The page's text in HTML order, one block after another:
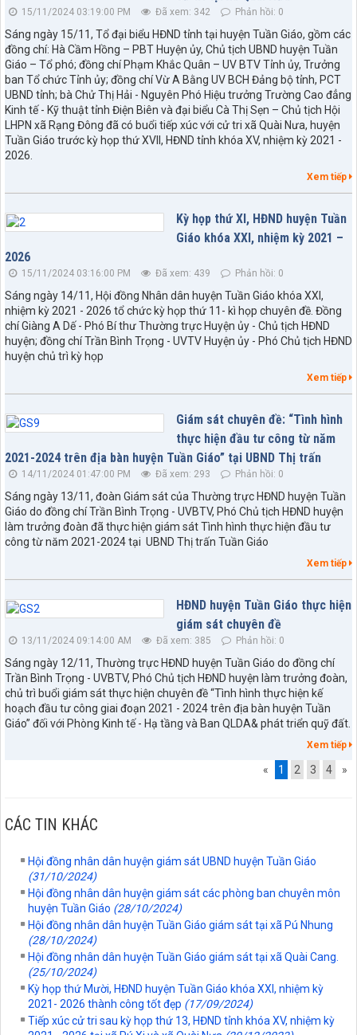
15/11/2024 03:19:00 PM Đã xem: 342 Phản hồi: 0
Sáng ngày 15/11, Tổ đại biểu HĐND tỉnh tại huyện Tuần Giáo, gồm các
đồng chí: Hà Cầm Hồng – PBT Huyện ủy, Chủ tịch UBND huyện Tuần
Giáo – Tổ phó; đồng chí Phạm Khắc Quân – UV BTV Tỉnh ủy, Trưởng
ban Tổ chức Tỉnh ủy; đồng chí Vừ A Bằng UV BCH Đảng bộ tỉnh, PCT
UBND tỉnh; bà Chử Thị Hải - Nguyên Phó Hiệu trưởng Trường Cao đẳng
Kinh tế - Kỹ thuật tỉnh Điện Biên và đại biểu Cà Thị Sẹn – Chủ tịch Hội
LHPN xã Rạng Đông đã có buổi tiếp xúc với cử tri xã Quài Nưa, huyện
Tuần Giáo trước kỳ họp thứ XVII, HĐND tỉnh khóa XV, nhiệm kỳ 2021 -
2026.
Xem tiếp
Kỳ họp thứ XI, HĐND huyện Tuần
Giáo khóa XXI, nhiệm kỳ 2021 –
2026
15/11/2024 03:16:00 PM Đã xem: 439 Phản hồi: 0
Sáng ngày 14/11, Hội đồng Nhân dân huyện Tuần Giáo khóa XXI,
nhiệm kỳ 2021 - 2026 tổ chức kỳ họp thứ 11- kì họp chuyên đề. Đồng
chí Giàng A Dế - Phó Bí thư Thường trực Huyện ủy - Chủ tịch HĐND
huyện; đồng chí Trần Bình Trọng - UVTV Huyện ủy - Phó Chủ tịch HĐND
huyện chủ trì kỳ họp
Xem tiếp
Giám sát chuyên đề: “Tình hình
thực hiện đầu tư công từ năm
2021-2024 trên địa bàn huyện Tuần Giáo” tại UBND Thị trấn
14/11/2024 01:47:00 PM Đã xem: 293 Phản hồi: 0
Sáng ngày 13/11, đoàn Giám sát của Thường trực HĐND huyện Tuần
Giáo do đồng chí Trần Bình Trọng - UVBTV, Phó Chủ tịch HĐND huyện
làm trưởng đoàn đã thực hiện giám sát Tình hình thực hiện đầu tư
công từ năm 2021-2024 tại UBND Thị trấn Tuần Giáo
Xem tiếp
HĐND huyện Tuần Giáo thực hiện
giám sát chuyên đề
13/11/2024 09:14:00 AM Đã xem: 385 Phản hồi: 0
Sáng ngày 12/11, Thường trực HĐND huyện Tuần Giáo do đồng chí
Trần Bình Trọng - UVBTV, Phó Chủ tịch HĐND huyện làm trưởng đoàn,
chủ trì buổi giám sát thực hiện chuyên đề “Tình hình thực hiện kế
hoạch đầu tư công giai đoạn 2021 - 2024 trên địa bàn huyện Tuần
Giáo” đối với Phòng Kinh tế - Hạ tầng và Ban QLDA& phát triển quỹ đất.
Xem tiếp
« 1 2 3 4 »
CÁC TIN KHÁC
Hội đồng nhân dân huyện giám sát UBND huyện Tuần Giáo
(31/10/2024)
Hội đồng nhân dân huyện giám sát các phòng ban chuyên môn
huyện Tuần Giáo (28/10/2024)
Hội đồng nhân dân huyện Tuần Giáo giám sát tại xã Pú Nhung
(28/10/2024)
Hội đồng nhân dân huyện Tuần Giáo giám sát tại xã Quài Cang.
(25/10/2024)
Kỳ họp thứ Mười, HĐND huyện Tuần Giáo khóa XXI, nhiệm kỳ
2021- 2026 thành công tốt đẹp (17/09/2024)
Tiếp xúc cử tri sau kỳ họp thứ 13, HĐND tỉnh khóa XV, nhiệm kỳ
Số: 67/TB-UBND
Thông báo về việc Công bố, công khai Quy hoạch chung xã
Quài Tở, tỉnh Điện Biên đến năm 2045
lượt xem: 30 | lượt tải:1230
Số:77/NQ-HĐND